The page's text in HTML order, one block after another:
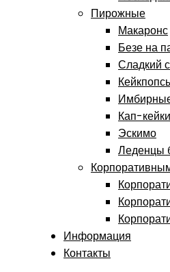
Пирожные
Макаронс
Безе на
Сладкий
Кап-кейки
Эскимо
Леденцы
Информация
Контакты